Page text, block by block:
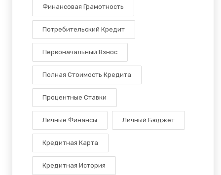
Финансовая Грамотность
Потребительский Кредит
Первоначальный Взнос
Полная Стоимость Кредита
Процентные Ставки
Личные Финансы Личный Бюджет
Кредитная Карта
Кредитная История